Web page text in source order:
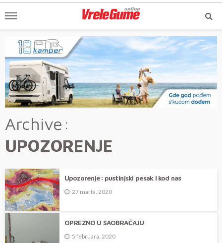
Archive
UPOZORENJE
Upozorenje: pustinjski pesak i kod nas
27 marta, 2020
OPREZNO U SAOBRAĆAJU
5 februara, 2020